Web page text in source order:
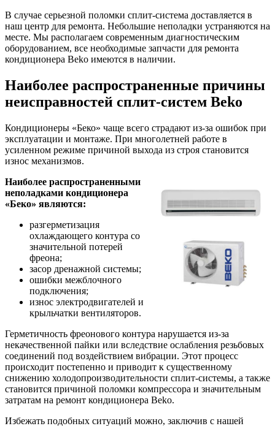
В случае серьезной поломки сплит-система доставляется в
наш центр для ремонта. Небольшие неполадки устраняются на
месте. Мы располагаем современным диагностическим
оборудованием, все необходимые запчасти для ремонта
кондиционера Beko имеются в наличии.
Наиболее распространенные причины
неисправностей сплит-систем Beko
Кондиционеры «Беко» чаще всего страдают из-за ошибок при
эксплуатации и монтаже. При многолетней работе в
усиленном режиме причиной выхода из строя становится
износ механизмов.
Наиболее распространенными
неполадками кондиционера
«Беко» являются:
разгерметизация
охлаждающего контура со
значительной потерей
фреона;
засор дренажной системы;
ошибки межблочного
подключения;
износ электродвигателей и
крыльчатки вентиляторов.
Герметичность фреонового контура нарушается из-за
некачественной пайки или вследствие ослабления резьбовых
соединений под воздействием вибрации. Этот процесс
происходит постепенно и приводит к существенному
снижению холодопроизводительности сплит-системы, а также
становится причиной поломки компрессора и значительным
затратам на ремонт кондиционера Beko.
Избежать подобных ситуаций можно, заключив с нашей